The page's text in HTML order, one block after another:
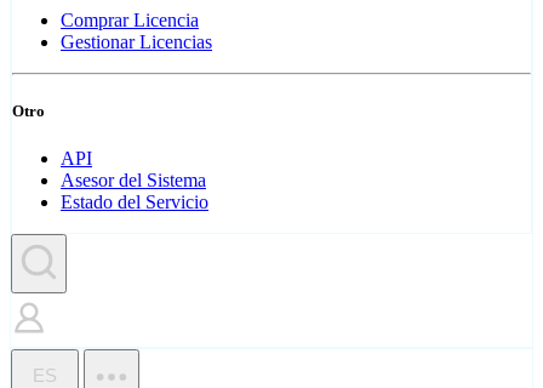
Comprar Licencia
Gestionar Licencias
Otro
API
Asesor del Sistema
Estado del Servicio
ES